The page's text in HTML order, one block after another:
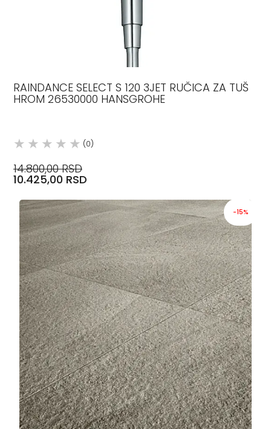
RAINDANCE SELECT S 120 3JET RUČICA ZA TUŠ
HROM 26530000 HANSGROHE
(0)
14.800,00 RSD
10.425,00 RSD
-15%